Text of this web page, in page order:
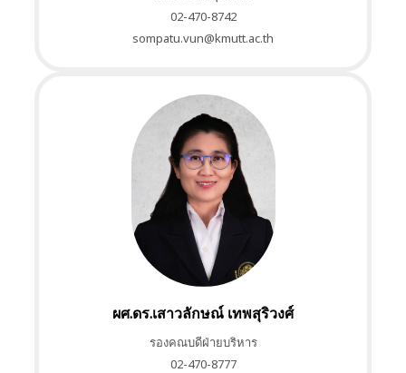
02-470-8742
sompatu.vun@kmutt.ac.th
ผศ.ดร.เสาวลักษณ์ เทพสุริวงศ์
รองคณบดีฝ่ายบริหาร
02-470-8777